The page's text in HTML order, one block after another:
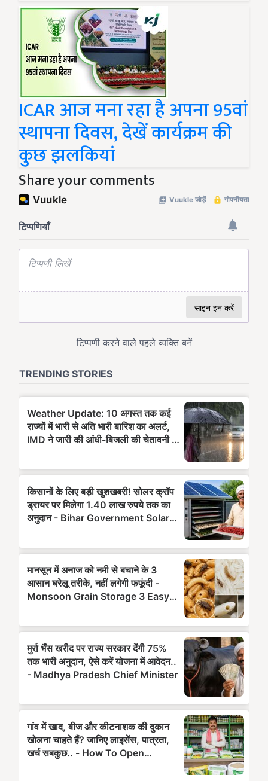
ICAR आज मना रहा है अपना 95वां
स्थापना दिवस, देखें कार्यक्रम की
कुछ झलकियां
Share your comments